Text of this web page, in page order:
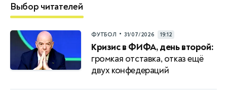
Выбор читателей
ФУТБОЛ • 31/07/2026 19:12
Кризис в ФИФА, день второй:
громкая отставка, отказ ещё
двух конфедераций